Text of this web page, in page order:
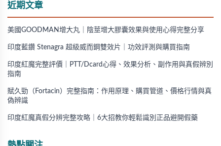
近期文章
美國GOODMAN增大丸｜陰莖增大膠囊效果與使用心得完整分享
印度藍鑽 Stenagra 超級威而鋼雙效片｜功效評測與購買指南
印度紅魔完整評價｜PTT/Dcard心得、效果分析、副作用與真假辨別
指南
賦久勁（Fortacin）完整指南：作用原理、購買管道、價格行情與真
偽辨識
印度紅魔真假分辨完整攻略｜6大招教你輕鬆識別正品避開假藥